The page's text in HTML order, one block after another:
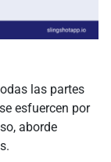
las partes
esfuercen por
aborde